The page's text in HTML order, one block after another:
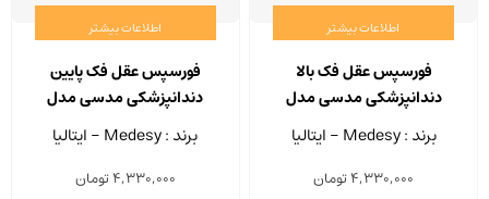
اطلاعات بیشتر
فورسپس عقل فک بالا
دندانپزشکی مدسی مدل
2500/67
برند : Medesy - ایتالیا
4,330,000تومان
اطلاعات بیشتر
فورسپس عقل فک پایین
دندانپزشکی مدسی مدل
2500/79
برند : Medesy - ایتالیا
4,330,000تومان